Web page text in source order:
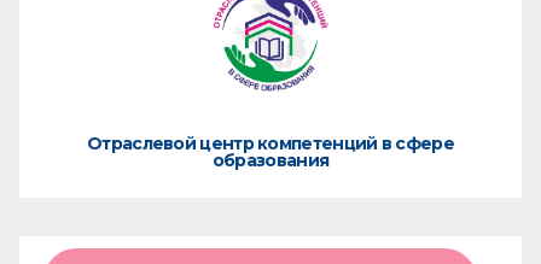
Отраслевой центр компетенций в сфере
образования